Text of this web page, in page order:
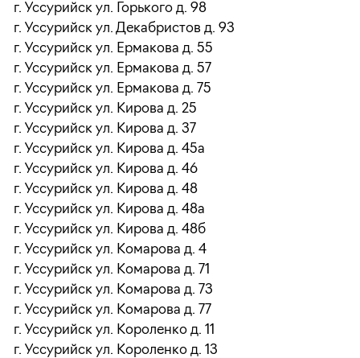
г. Уссурийск ул. Горького д. 98
г. Уссурийск ул. Декабристов д. 93
г. Уссурийск ул. Ермакова д. 55
г. Уссурийск ул. Ермакова д. 57
г. Уссурийск ул. Ермакова д. 75
г. Уссурийск ул. Кирова д. 25
г. Уссурийск ул. Кирова д. 37
г. Уссурийск ул. Кирова д. 45а
г. Уссурийск ул. Кирова д. 46
г. Уссурийск ул. Кирова д. 48
г. Уссурийск ул. Кирова д. 48а
г. Уссурийск ул. Кирова д. 48б
г. Уссурийск ул. Комарова д. 4
г. Уссурийск ул. Комарова д. 71
г. Уссурийск ул. Комарова д. 73
г. Уссурийск ул. Комарова д. 77
г. Уссурийск ул. Короленко д. 11
г. Уссурийск ул. Короленко д. 13